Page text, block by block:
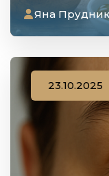
Яна
23.10.2025